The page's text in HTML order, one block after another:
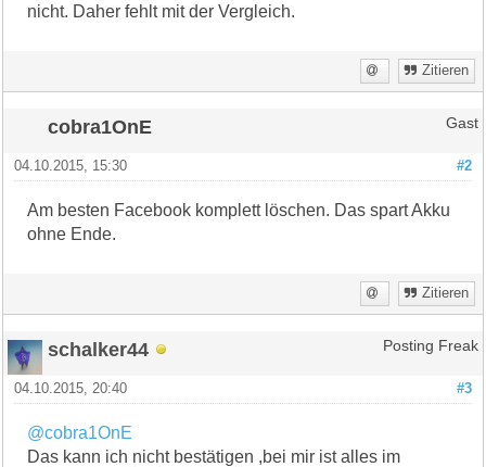
nicht. Daher fehlt mit der Vergleich.
Zitieren
cobra1OnE Gast
#2
04.10.2015, 15:30
Am besten Facebook komplett löschen. Das spart Akku
ohne Ende.
Zitieren
schalker44 Posting Freak
#3
04.10.2015, 20:40
@cobra1OnE
Das kann ich nicht bestätigen ,bei mir ist alles im